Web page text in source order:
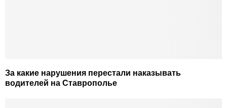
За какие нарушения перестали наказывать
водителей на Ставрополье